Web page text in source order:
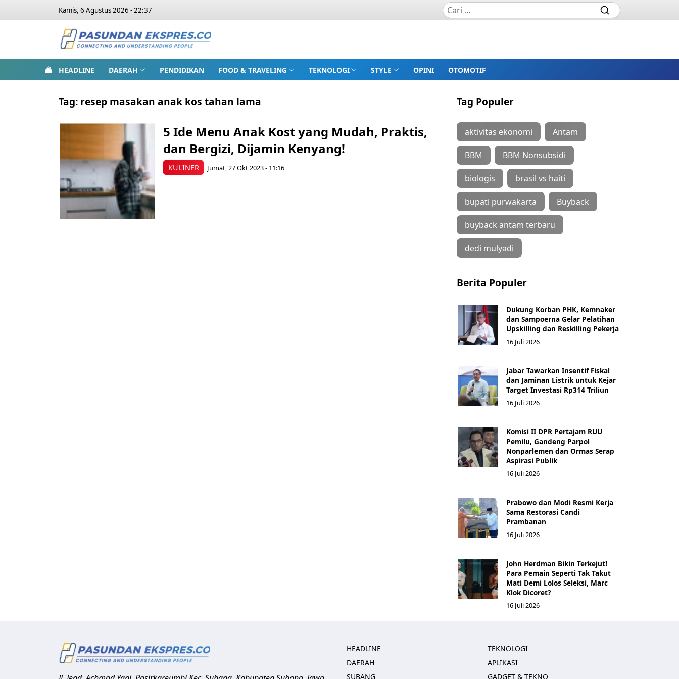
Kamis, 6 Agustus 2026 - 22:37
HEADLINE DAERAH PENDIDIKAN FOOD & TRAVELING TEKNOLOGI STYLE OPINI OTOMOTIF
Tag: resep masakan anak kos tahan lama
KULINER
5 Ide Menu Anak Kost yang Mudah, Praktis,
dan Bergizi, Dijamin Kenyang!
Jumat, 27 Okt 2023 - 11:16
Tag Populer
aktivitas ekonomi Antam
BBM BBM Nonsubsidi
biologis brasil vs haiti
bupati purwakarta Buyback
buyback antam terbaru
dedi mulyadi
Berita Populer
Dukung Korban PHK, Kemnaker
dan Sampoerna Gelar Pelatihan
Upskilling dan Reskilling Pekerja
16 Juli 2026
Jabar Tawarkan Insentif Fiskal
dan Jaminan Listrik untuk Kejar
Target Investasi Rp314 Triliun
16 Juli 2026
Komisi II DPR Pertajam RUU
Pemilu, Gandeng Parpol
Nonparlemen dan Ormas Serap
Aspirasi Publik
16 Juli 2026
Prabowo dan Modi Resmi Kerja
Sama Restorasi Candi
Prambanan
16 Juli 2026
John Herdman Bikin Terkejut!
Para Pemain Seperti Tak Takut
Mati Demi Lolos Seleksi, Marc
Klok Dicoret?
16 Juli 2026
HEADLINE
DAERAH
SUBANG
TEKNOLOGI
APLIKASI
GADGET & TEKNO